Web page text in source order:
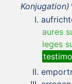
Konjugation)
aures
leges